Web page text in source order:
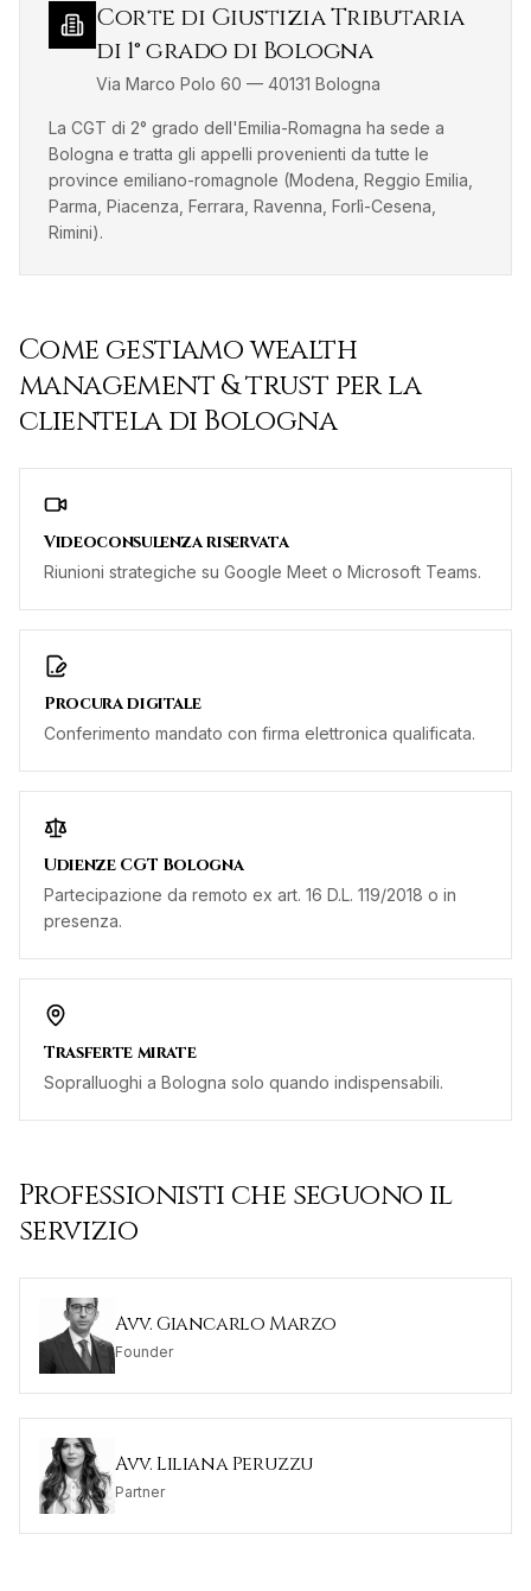
Corte di Giustizia Tributaria
di 1° grado di Bologna
Via Marco Polo 60 — 40131 Bologna
La CGT di 2° grado dell'Emilia-Romagna ha sede a
Bologna e tratta gli appelli provenienti da tutte le
province emiliano-romagnole (Modena, Reggio Emilia,
Parma, Piacenza, Ferrara, Ravenna, Forlì-Cesena,
Rimini).
Come gestiamowealth
management & trust per la
clientela di Bologna
Videoconsulenza riservata
Riunioni strategiche su Google Meet o Microsoft Teams.
Procura digitale
Conferimento mandato con firma elettronica qualificata.
Udienze CGT Bologna
Partecipazione da remoto ex art. 16 D.L. 119/2018 o in
presenza.
Trasferte mirate
Sopralluoghi a Bologna solo quando indispensabili.
Professionisti che seguono il
servizio
Avv. Giancarlo Marzo
Founder
Avv. Liliana Peruzzu
Partner